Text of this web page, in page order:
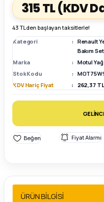
Parça
Parça
Parça
Parça
315 TL(KDV
43 TL den başlayan taksitlerle!
Kategori
Renault
Bakım
Marka
Motul Yağ
Stok Kodu
KDV Hariç Fiyat
262,37
Fiyat Alarmı
ÜRÜN BİLGİSİ